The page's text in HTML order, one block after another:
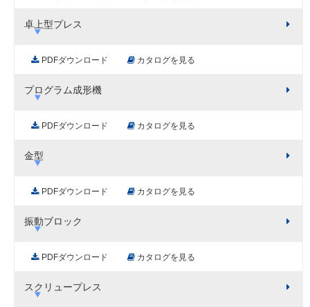
卓上型プレス
PDFダウンロード カタログを見る
プログラム成形機
PDFダウンロード カタログを見る
金型
PDFダウンロード カタログを見る
振動ブロック
PDFダウンロード カタログを見る
スクリュープレス